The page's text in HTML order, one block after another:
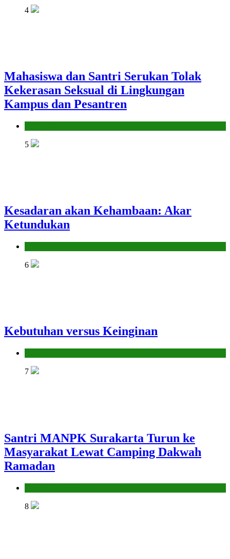
4
Mahasiswa dan Santri Serukan Tolak
Kekerasan Seksual di Lingkungan
Kampus dan Pesantren
5
Kesadaran akan Kehambaan: Akar
Ketundukan
6
Kebutuhan versus Keinginan
7
Santri MANPK Surakarta Turun ke
Masyarakat Lewat Camping Dakwah
Ramadan
8